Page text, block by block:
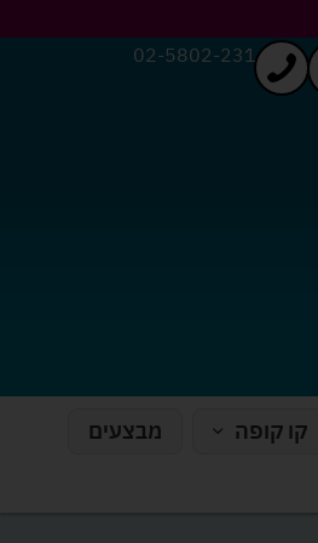
02-5802-231
קו קופה
מבצעים